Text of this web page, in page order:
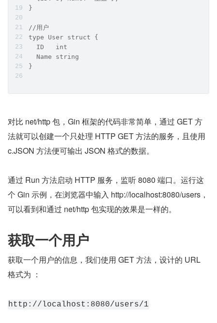
}
//用户
type User struct {
  ID   int
  Name string
}
对比 net/http 包，Gin 框架的代码非常简单，通过 GET 方
法就可以创建一个只处理 HTTP GET 方法的服务，且使用
c.JSON 方法便可输出 JSON 格式的数据。
通过 Run 方法启动 HTTP 服务，监听 8080 端口。运行这
个 Gin 示例，在浏览器中输入 http://localhost:8080/users，
可以看到和通过 net/http 包实现的效果是一样的。
获取一个用户
获取一个用户的信息，我们使用 GET 方法，设计的 URL
格式为 ：
http://localhost:8080/users/1